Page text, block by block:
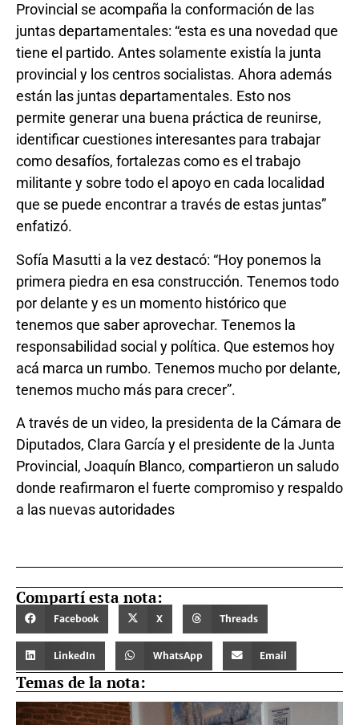
Provincial se acompaña la conformación de las
juntas departamentales: “esta es una novedad que
tiene el partido. Antes solamente existía la junta
provincial y los centros socialistas. Ahora además
están las juntas departamentales. Esto nos
permite generar una buena práctica de reunirse,
identificar cuestiones interesantes para trabajar
como desafíos, fortalezas como es el trabajo
militante y sobre todo el apoyo en cada localidad
que se puede encontrar a través de estas juntas”
enfatizó.
Sofía Masutti a la vez destacó: “Hoy ponemos la
primera piedra en esa construcción. Tenemos todo
por delante y es un momento histórico que
tenemos que saber aprovechar. Tenemos la
responsabilidad social y política. Que estemos hoy
acá marca un rumbo. Tenemos mucho por delante,
tenemos mucho más para crecer”.
A través de un video, la presidenta de la Cámara de
Diputados, Clara García y el presidente de la Junta
Provincial, Joaquín Blanco, compartieron un saludo
donde reafirmaron el fuerte compromiso y respaldo
a las nuevas autoridades
Compartí esta nota:
Facebook X Threads
LinkedIn WhatsApp Email
Temas de la nota: